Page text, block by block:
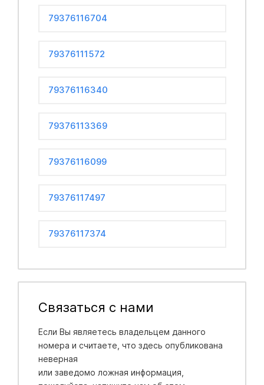
79376116704
79376111572
79376116340
79376113369
79376116099
79376117497
79376117374
Связаться с нами
Если Вы являетесь владельцем данного
номера и считаете, что здесь опубликована
неверная
или заведомо ложная информация,